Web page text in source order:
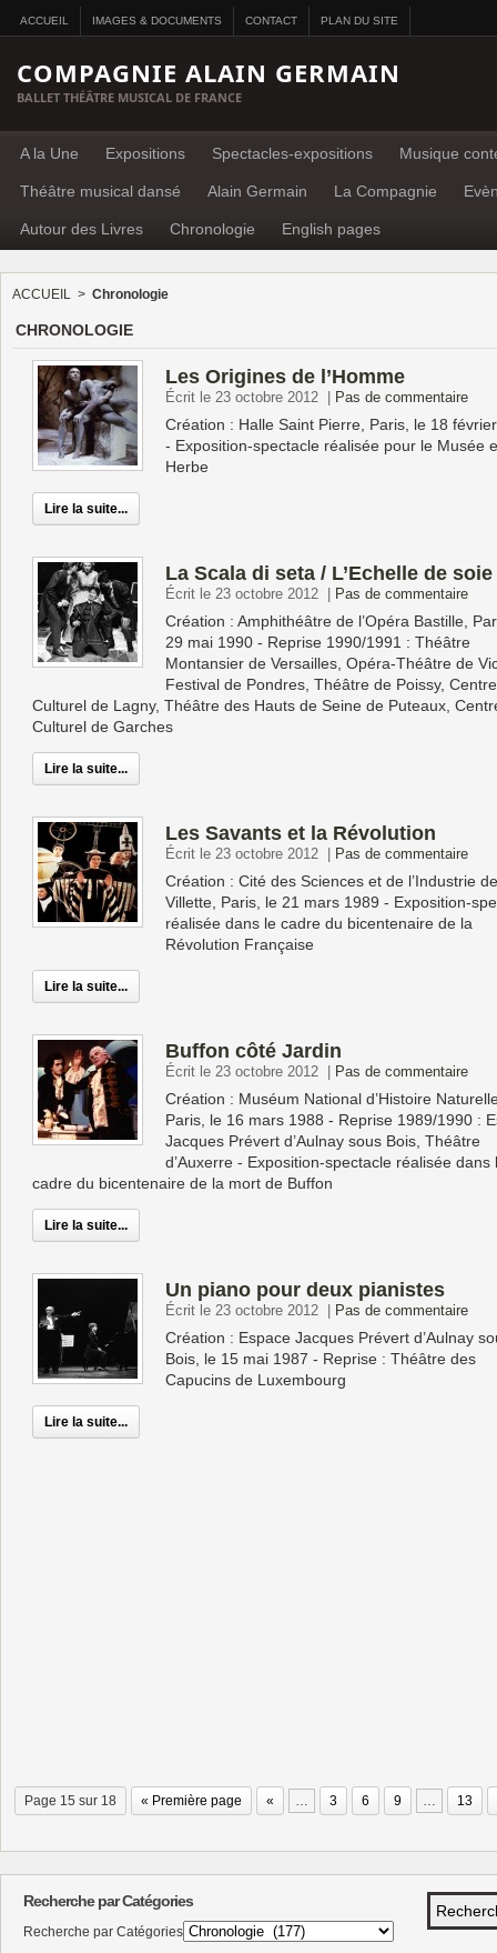
ACCUEIL IMAGES & DOCUMENTS CONTACT PLAN DU SITE
COMPAGNIE ALAIN GERMAIN
BALLET THÉÂTRE MUSICAL DE FRANCE
A la Une Expositions Spectacles-expositions Musique
Théâtre musical dansé Alain Germain La Compagnie
Autour des Livres Chronologie English pages
ACCUEIL > Chronologie
CHRONOLOGIE
Les Origines de l’Homme
Écrit le 23 octobre 2012 Pas de commentaire
Création : Halle Saint Pierre, Paris, le 18
- Exposition-spectacle réalisée pour le Musée
Herbe
Lire la suite...
La Scala di seta / L’Echelle de soie
Écrit le 23 octobre 2012 Pas de commentaire
Création : Amphithéâtre de l’Opéra Bastille,
29 mai 1990 - Reprise 1990/1991 : Théâtre
Montansier de Versailles, Opéra-Théâtre de
Festival de Pondres, Théâtre de Poissy, Centre
Culturel de Lagny, Théâtre des Hauts de Seine de Puteaux,
Culturel de Garches
Lire la suite...
Les Savants et la Révolution
Écrit le 23 octobre 2012 Pas de commentaire
Création : Cité des Sciences et de l’Industrie
Villette, Paris, le 21 mars 1989 - Exposition-
réalisée dans le cadre du bicentenaire de la
Révolution Française
Lire la suite...
Buffon côté Jardin
Écrit le 23 octobre 2012 Pas de commentaire
Création : Muséum National d’Histoire
Paris, le 16 mars 1988 - Reprise 1989/1990 :
Jacques Prévert d’Aulnay sous Bois, Théâtre
d’Auxerre - Exposition-spectacle réalisée dans
cadre du bicentenaire de la mort de Buffon
Lire la suite...
Un piano pour deux pianistes
Écrit le 23 octobre 2012 Pas de commentaire
Création : Espace Jacques Prévert d’Aulnay
Bois, le 15 mai 1987 - Reprise : Théâtre des
Capucins de Luxembourg
Lire la suite...
Page 15 sur 18 « Première page « … 3 6 9 … 13
Recherche par Catégories
Recherche par Catégories